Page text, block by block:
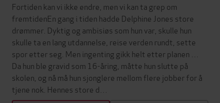
Fortiden kan vi ikke endre, men vi kan ta grep om
fremtidenEn gang i tiden hadde Delphine Jones store
drømmer. Dyktig og ambisiøs som hun var, skulle hun
skulle ta en lang utdannelse, reise verden rundt, sette
spor etter seg. Men ingenting gikk helt etter planen …
Da hun ble gravid som 16-åring, måtte hun slutte på
skolen, og nå må hun sjonglere mellom flere jobber for å
tjene nok. Hennes store d…